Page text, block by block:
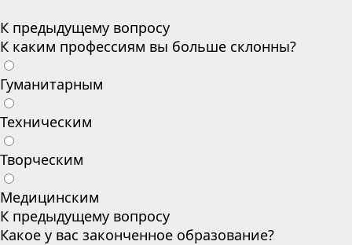
К предыдущему вопросу
К каким профессиям вы больше склонны?
Гуманитарным
Техническим
Творческим
Медицинским
К предыдущему вопросу
Какое у вас законченное образование?